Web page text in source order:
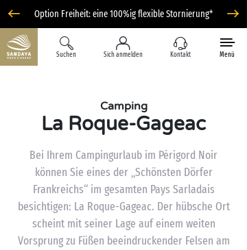
Option Freiheit: eine 100%ig flexible Stornierung*
Suchen Sich anmelden Kontakt Menü
Camping
La Roque-Gageac
Bei Ihrem Campingurlaub im Périgord Noir
können Sie eines der „Schönsten Dörfer
Frankreichs“ im gesamten Pays Sarladais
besichtigen: La Roque-Gageac. Der hübsche Ort
scheint mit seiner Lage auf einem weiten
Vorsprung zu Füßen beeindruckender Felsen am